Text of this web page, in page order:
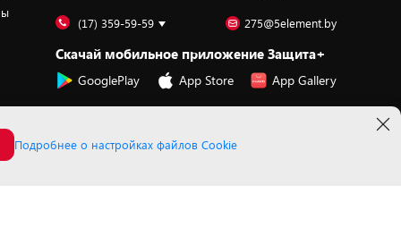
(17) 359-59-59 275@5element.by
Скачай мобильное приложение Защита+
GooglePlay App Store App Gallery
Подробнее о настройках файлов Cookie